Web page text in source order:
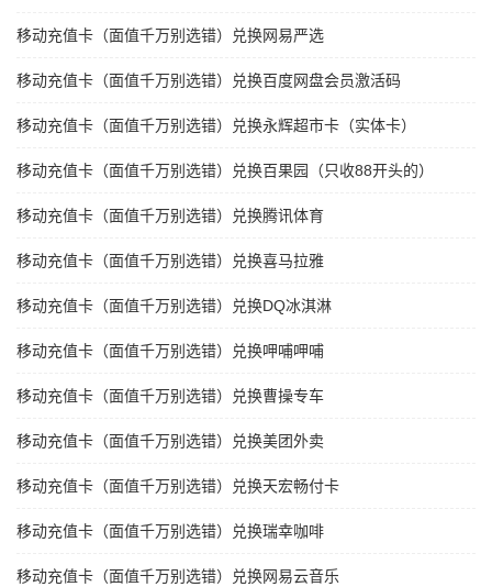
移动充值卡（面值千万别选错）兑换网易严选
移动充值卡（面值千万别选错）兑换百度网盘会员激活码
移动充值卡（面值千万别选错）兑换永辉超市卡（实体卡）
移动充值卡（面值千万别选错）兑换百果园（只收88开头的）
移动充值卡（面值千万别选错）兑换腾讯体育
移动充值卡（面值千万别选错）兑换喜马拉雅
移动充值卡（面值千万别选错）兑换DQ冰淇淋
移动充值卡（面值千万别选错）兑换呷哺呷哺
移动充值卡（面值千万别选错）兑换曹操专车
移动充值卡（面值千万别选错）兑换美团外卖
移动充值卡（面值千万别选错）兑换天宏畅付卡
移动充值卡（面值千万别选错）兑换瑞幸咖啡
移动充值卡（面值千万别选错）兑换网易云音乐